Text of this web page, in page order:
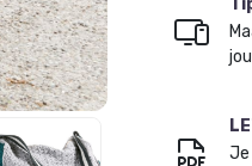
Je